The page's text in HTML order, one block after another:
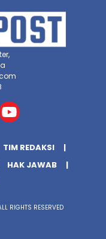
TIM REDAKSI
HAK JAWAB
RIGHTS RESERVED